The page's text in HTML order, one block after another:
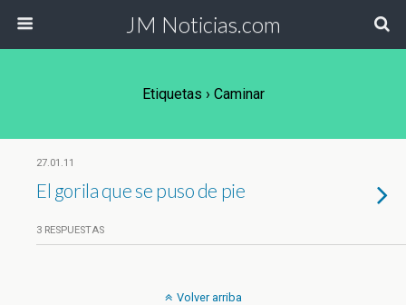
JM Noticias.com
Etiquetas › Caminar
27.01.11
El gorila que se puso de pie
3 RESPUESTAS
Volver arriba